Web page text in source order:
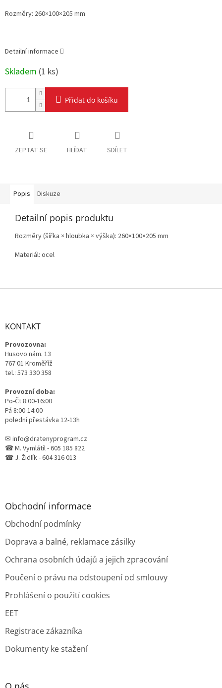
cena:
Rozměry: 260×100×205 mm
Detailní informace
Skladem (1 ks)
Přidat do košíku
ZEPTAT SE HLÍDAT SDÍLET
Popis Diskuze
Detailní popis produktu
Rozměry (šířka × hloubka × výška): 260×100×205 mm
Materiál: ocel
Z
KONTAKT
Provozovna:
Husovo nám. 13
767 01 Kroměříž
tel.: 573 330 358
Provozní doba:
Po-Čt 8:00-16:00
Pá 8:00-14:00
polední přestávka 12-13h
✉ info@dratenyprogram.cz
☎ M. Vymlátil - 605 185 822
☎ J. Židlík - 604 316 013
Obchodní informace
Obchodní podmínky
Doprava a balné, reklamace zásilky
Ochrana osobních údajů a jejich zpracování
Poučení o právu na odstoupení od smlouvy
Prohlášení o použití cookies
EET
Registrace zákazníka
Dokumenty ke stažení